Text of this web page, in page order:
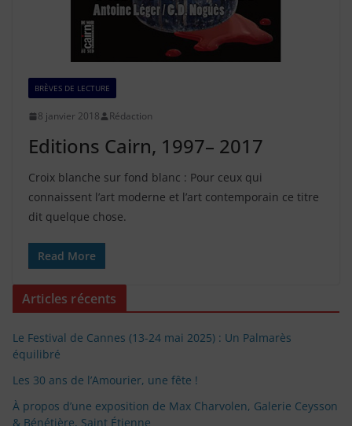
BRÈVES DE LECTURE
8 janvier 2018 Rédaction
Editions Cairn, 1997– 2017
Croix blanche sur fond blanc : Pour ceux qui
connaissent l’art moderne et l’art contemporain ce titre
dit quelque chose.
Read More
Articles récents
Le Festival de Cannes (13-24 mai 2025) : Un Palmarès
équilibré
Les 30 ans de l’Amourier, une fête !
À propos d’une exposition de Max Charvolen, Galerie Ceysson
& Bénétière, Saint Étienne